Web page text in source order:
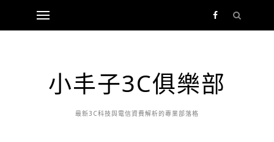
小丰子3C俱樂部
最新3C科技與電信資費解析的專業部落格